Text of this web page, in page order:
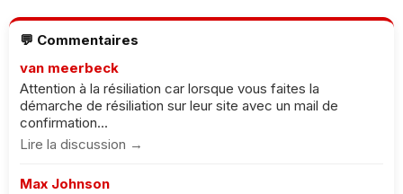
💬 Commentaires
van meerbeck
Attention à la résiliation car lorsque vous faites la
démarche de résiliation sur leur site avec un mail de
confirmation...
Lire la discussion →
Max Johnson